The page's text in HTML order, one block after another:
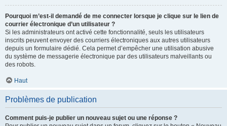
Pourquoi m’est-il demandé de me connecter lorsque je clique sur le lien de
courrier électronique d’un utilisateur ?
Si les administrateurs ont activé cette fonctionnalité, seuls les utilisateurs
inscrits peuvent envoyer des courriers électroniques aux autres utilisateurs
depuis un formulaire dédié. Cela permet d’empêcher une utilisation abusive
du système de messagerie électronique par des utilisateurs malveillants ou
des robots.
Haut
Problèmes de publication
Comment puis-je publier un nouveau sujet ou une réponse ?